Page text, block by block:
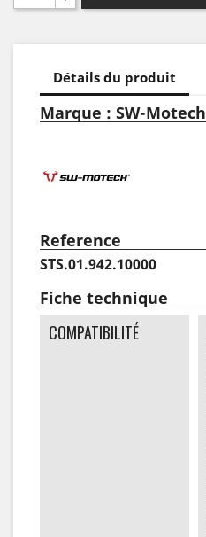
Détails du produit
Marque : SW-Motech
Reference
STS.01.942.10000
Fiche technique
COMPATIBILITÉ